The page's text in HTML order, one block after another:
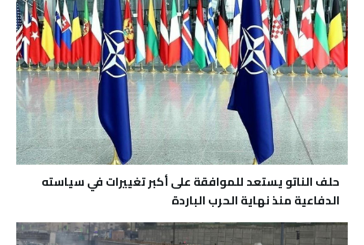
حلف الناتو يستعد للموافقة على أكبر تغييرات في سياسته
الدفاعية منذ نهاية الحرب الباردة